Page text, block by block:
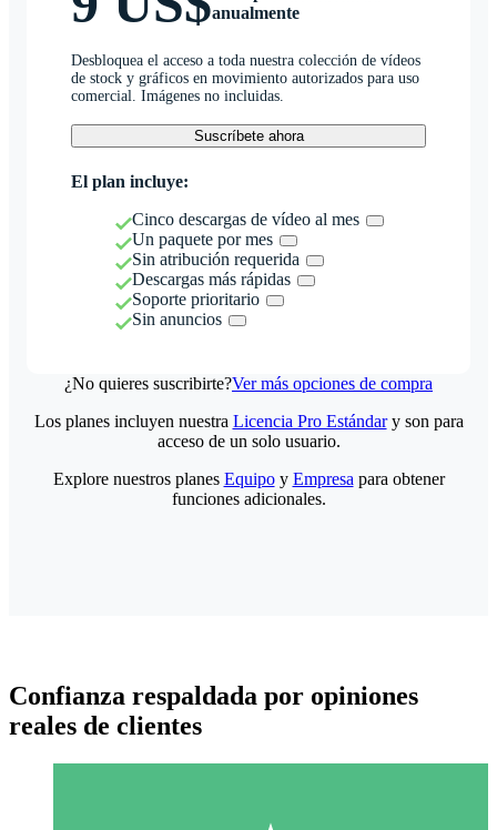
anualmente
Desbloquea el acceso a toda nuestra colección de vídeos
de stock y gráficos en movimiento autorizados para uso
comercial. Imágenes no incluidas.
Suscríbete ahora
El plan incluye:
Cinco descargas de vídeo al mes
Un paquete por mes
Sin atribución requerida
Descargas más rápidas
Soporte prioritario
Sin anuncios
¿No quieres suscribirte?Ver más opciones de compra
Los planes incluyen nuestra Licencia Pro Estándary son para
acceso de un solo usuario.
Explore nuestros planes Equipoy Empresa para obtener
funciones adicionales.
Confianza respaldada por opiniones
reales de clientes